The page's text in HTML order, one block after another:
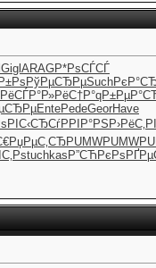
Gigl ARAGР*РѕСЃСЃ
РўРµСЂРµSuch
Р»РёС†Р°qР±РµР°
EntePedeGeorHave
РІС‹СЂСѓРРІР°РЅ Р›РёС‚РІ
РџРµС‚СЂPUMWPUMW
tuchkas Р”СЋРєРѕ